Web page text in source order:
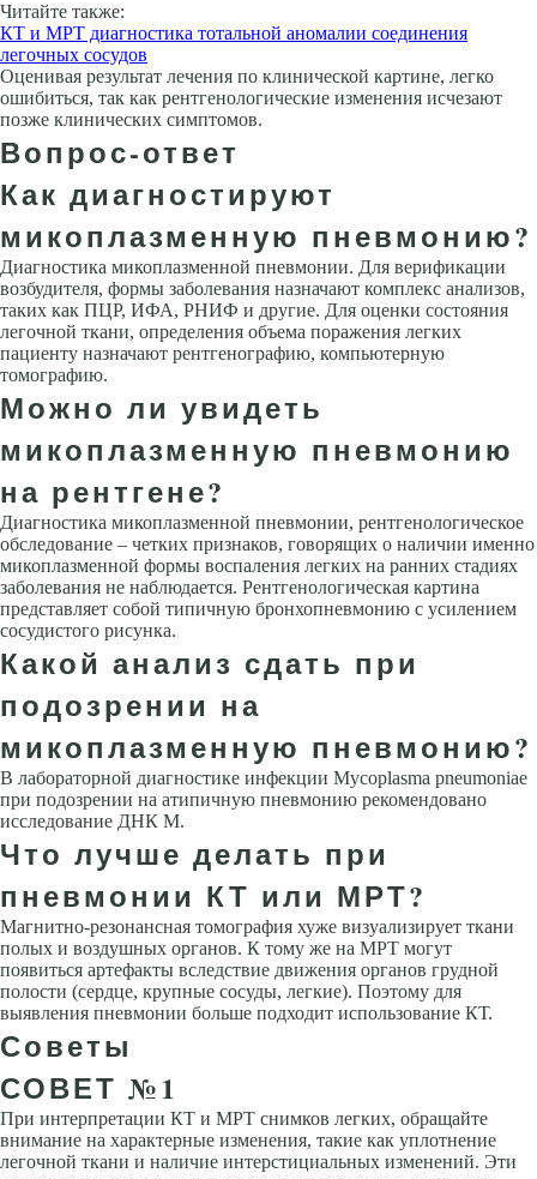
Читайте также:
КТ и МРТ диагностика тотальной аномалии соединения
легочных сосудов
Оценивая результат лечения по клинической картине, легко
ошибиться, так как рентгенологические изменения исчезают
позже клинических симптомов.
Вопрос-ответ
Как диагностируют
микоплазменную пневмонию?
Диагностика микоплазменной пневмонии. Для верификации
возбудителя, формы заболевания назначают комплекс анализов,
таких как ПЦР, ИФА, РНИФ и другие. Для оценки состояния
легочной ткани, определения объема поражения легких
пациенту назначают рентгенографию, компьютерную
томографию.
Можно ли увидеть
микоплазменную пневмонию
на рентгене?
Диагностика микоплазменной пневмонии, рентгенологическое
обследование – четких признаков, говорящих о наличии именно
микоплазменной формы воспаления легких на ранних стадиях
заболевания не наблюдается. Рентгенологическая картина
представляет собой типичную бронхопневмонию с усилением
сосудистого рисунка.
Какой анализ сдать при
подозрении на
микоплазменную пневмонию?
В лабораторной диагностике инфекции Mycoplasma pneumoniae
при подозрении на атипичную пневмонию рекомендовано
исследование ДНК M.
Что лучше делать при
пневмонии КТ или МРТ?
Магнитно-резонансная томография хуже визуализирует ткани
полых и воздушных органов. К тому же на МРТ могут
появиться артефакты вследствие движения органов грудной
полости (сердце, крупные сосуды, легкие). Поэтому для
выявления пневмонии больше подходит использование КТ.
Советы
СОВЕТ №1
При интерпретации КТ и МРТ снимков легких, обращайте
внимание на характерные изменения, такие как уплотнение
легочной ткани и наличие интерстициальных изменений. Эти